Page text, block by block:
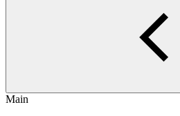
Main